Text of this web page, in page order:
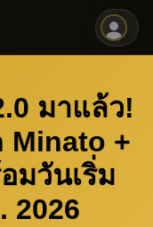
มาแล้ว!
Minato +
มวันเริ่ม
2026